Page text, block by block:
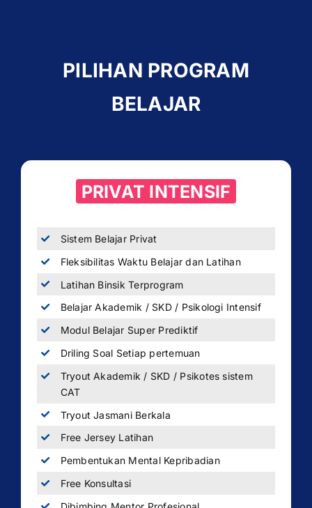
PILIHAN PROGRAM
BELAJAR
PRIVAT INTENSIF
Sistem Belajar Privat
Fleksibilitas Waktu Belajar dan Latihan
Latihan Binsik Terprogram
Belajar Akademik / SKD / Psikologi Intensif
Modul Belajar Super Prediktif
Driling Soal Setiap pertemuan
Tryout Akademik / SKD / Psikotes sistem
CAT
Tryout Jasmani Berkala
Free Jersey Latihan
Pembentukan Mental Kepribadian
Free Konsultasi